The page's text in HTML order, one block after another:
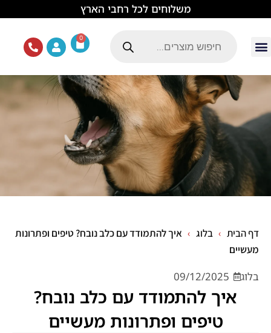
משלוחים לכל רחבי הארץ
0
דף הבית בלוג
איך להתמודד עם כלב נובח? טיפים ופתרונות
מעשיים
בלוג 09/12/2025
איך להתמודד עם כלב נובח?
טיפים ופתרונות מעשיים